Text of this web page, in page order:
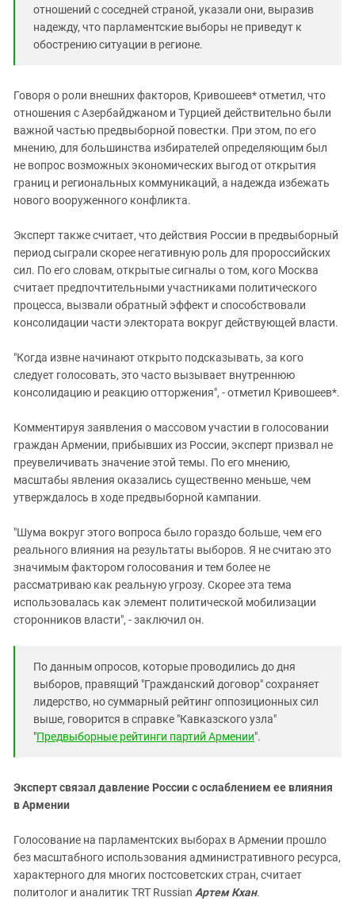
отношений с соседней страной, указали они, выразив
надежду, что парламентские выборы не приведут к
обострению ситуации в регионе.
Говоря о роли внешних факторов, Кривошеев* отметил, что
отношения с Азербайджаном и Турцией действительно были
важной частью предвыборной повестки. При этом, по его
мнению, для большинства избирателей определяющим был
не вопрос возможных экономических выгод от открытия
границ и региональных коммуникаций, а надежда избежать
нового вооруженного конфликта.
Эксперт также считает, что действия России в предвыборный
период сыграли скорее негативную роль для пророссийских
сил. По его словам, открытые сигналы о том, кого Москва
считает предпочтительными участниками политического
процесса, вызвали обратный эффект и способствовали
консолидации части электората вокруг действующей власти.
"Когда извне начинают открыто подсказывать, за кого
следует голосовать, это часто вызывает внутреннюю
консолидацию и реакцию отторжения", - отметил Кривошеев*.
Комментируя заявления о массовом участии в голосовании
граждан Армении, прибывших из России, эксперт призвал не
преувеличивать значение этой темы. По его мнению,
масштабы явления оказались существенно меньше, чем
утверждалось в ходе предвыборной кампании.
"Шума вокруг этого вопроса было гораздо больше, чем его
реального влияния на результаты выборов. Я не считаю это
значимым фактором голосования и тем более не
рассматриваю как реальную угрозу. Скорее эта тема
использовалась как элемент политической мобилизации
сторонников власти", - заключил он.
По данным опросов, которые проводились до дня
выборов, правящий "Гражданский договор" сохраняет
лидерство, но суммарный рейтинг оппозиционных сил
выше, говорится в справке "Кавказского узла"
"Предвыборные рейтинги партий Армении".
Эксперт связал давление России с ослаблением ее влияния
в Армении
Голосование на парламентских выборах в Армении прошло
без масштабного использования административного ресурса,
характерного для многих постсоветских стран, считает
политолог и аналитик TRT Russian Артем Кхан.